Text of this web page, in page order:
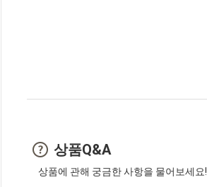
상품Q&A
상품에 관해 궁금한 사항을 물어보세요!